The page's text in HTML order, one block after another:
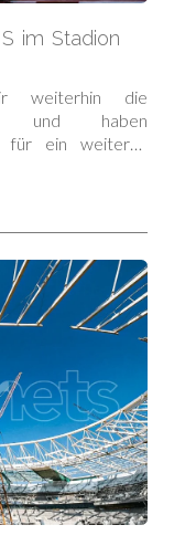
im Stadion
weiterhin die
und haben
für ein weiteres